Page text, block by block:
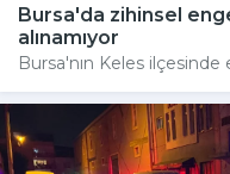
Bursa'da zihinsel
alınamıyor
Bursa'nın Keles ilçesinde